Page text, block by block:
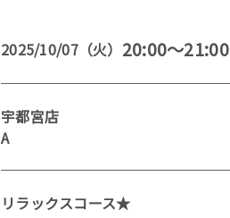
2025/10/07（火） 20:00～21:00
宇都宮店
A
リラックスコース★